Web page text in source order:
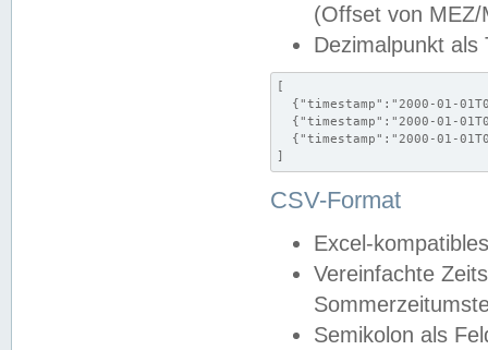
(Offset von MEZ/
Dezimalpunkt als
[
{"timestamp":"2000-01-
{"timestamp":"2000-01-
{"timestamp":"2000-01-
]
CSV-Format
Excel-
Vereinfachte
Semikolon als